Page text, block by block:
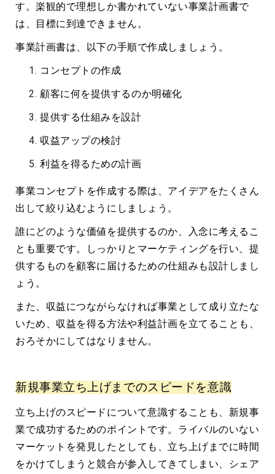
す。楽観的で理想しか書かれていない事業計画書で
は、目標に到達できません。
事業計画書は、以下の手順で作成しましょう。
コンセプトの作成
顧客に何を提供するのか明確化
提供する仕組みを設計
収益アップの検討
利益を得るための計画
事業コンセプトを作成する際は、アイデアをたくさん
出して絞り込むようにしましょう。
誰にどのような価値を提供するのか、入念に考えるこ
とも重要です。しっかりとマーケティングを行い、提
供するものを顧客に届けるための仕組みも設計しまし
ょう。
また、収益につながらなければ事業として成り立たな
いため、収益を得る方法や利益計画を立てることも、
おろそかにしてはなりません。
新規事業立ち上げまでのスピードを意識
立ち上げのスピードについて意識することも、新規事
業で成功するためのポイントです。ライバルのいない
マーケットを発見したとしても、立ち上げまでに時間
をかけてしまうと競合が参入してきてしまい、シェア